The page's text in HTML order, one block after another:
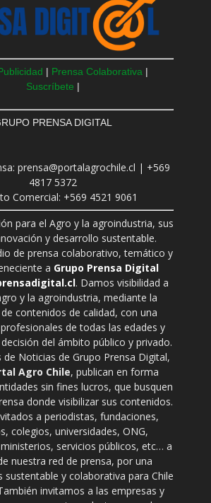
| Prensa Colaborativa |
Suscríbete |
PRENSA DIGITAL
prensa@portalagrochile.cl | +569
4817 5372
Comercial: +569 4521 9061
para el Agro y la agroindustria, sus
y desarrollo sustentable.
de prensa colaborativo, temático y
a Grupo Prensa Digital
. Damos visibilidad a
y la agroindustria, mediante la
contenidos de calidad, con una
de todas las edades y
del ámbito público y privado.
de Noticias de Grupo Prensa Digital,
Agro Chile, publican en forma
sin fines lucros, que busquen
donde visibilizar sus contenidos.
a periodistas, fundaciones,
colegios, universidades, ONG,
servicios públicos, etc… a
nuestra red de prensa, por una
sustentable y colaborativa para Chile
invitamos a las empresas y